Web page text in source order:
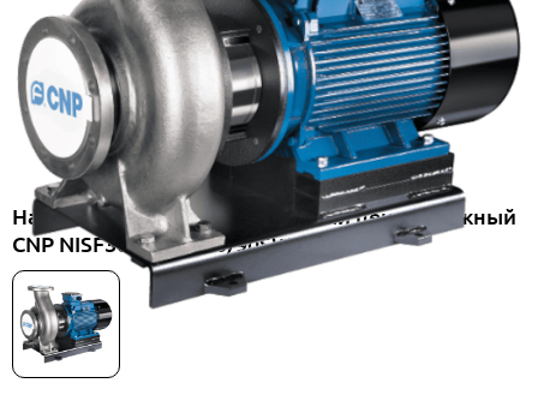
Насос консольно-моноблочный центробежный
CNP NISF300-250-315/90SWF